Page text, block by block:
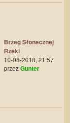
Brzeg Słonecznej
Rzeki
10-08-2018, 21:57
przezGunter